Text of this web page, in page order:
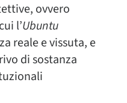
ovvero
l’Ubuntu
reale e vissuta, e
di sostanza